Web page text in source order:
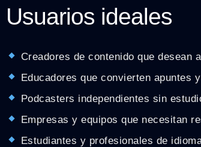
Usuarios ideales
Creadores de contenido que desean
Educadores que convierten apuntes
Podcasters independientes sin
Empresas y equipos que necesitan
Estudiantes y profesionales de